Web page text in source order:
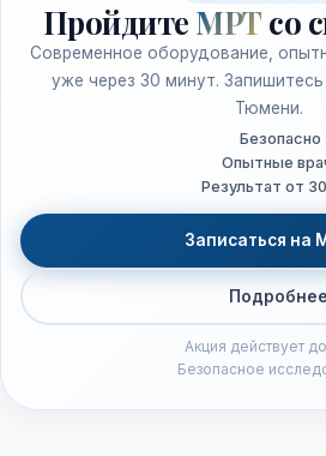
Пройдите МРТ со
Современное оборудование,
уже через 30 минут.
Тюмени.
Безопасно
Опытные
Результат от
Записаться на
Подробнее
Акция действует
Безопасное